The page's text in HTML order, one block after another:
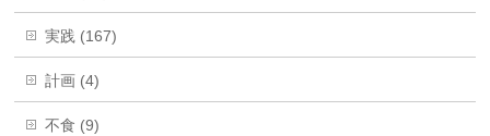
実践 (167)
計画 (4)
不食 (9)